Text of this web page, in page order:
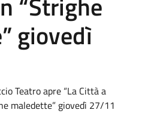
giovedì
Teatro apre “La Città a
maledette” giovedì 27/11